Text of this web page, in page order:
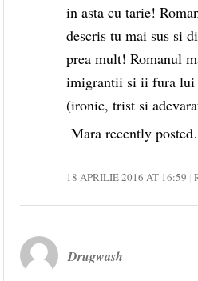
in asta cu tarie!
descris tu mai sus si
prea mult! Romanul
imigrantii si ii fura lui
(ironic, trist si
Mara recently
18 APRILIE 2016 AT 16:59
Drugwash